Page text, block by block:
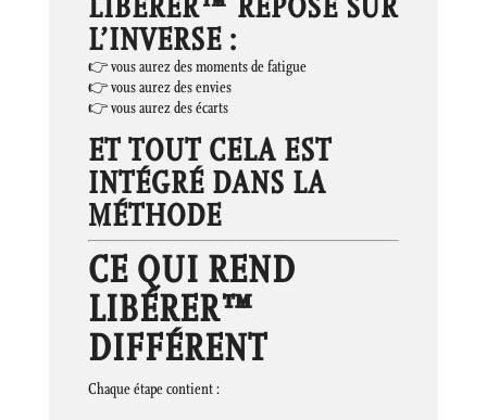
L’INVERSE :
👉 vous aurez des moments de fatigue
👉 vous aurez des envies
👉 vous aurez des écarts
ET TOUT CELA EST
INTÉGRÉ DANS LA
MÉTHODE
CE QUI REND
LIBÉRER™
DIFFÉRENT
Chaque étape contient :